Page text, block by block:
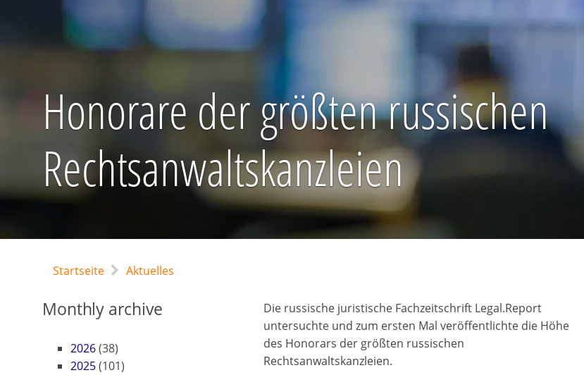
Honorare der größten russischen
Rechtsanwaltskanzleien
Startseite Aktuelles
Monthly archive
2026(38)
2025(101)
Die russische juristische Fachzeitschrift Legal.Report
untersuchte und zum ersten Mal veröffentlichte die Höhe
des Honorars der größten russischen
Rechtsanwaltskanzleien.